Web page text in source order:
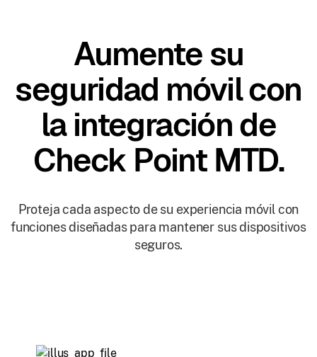
Aumente su
seguridad móvil con
la integración de
Check Point MTD.
Proteja cada aspecto de su experiencia móvil con
funciones diseñadas para mantener sus dispositivos
seguros.